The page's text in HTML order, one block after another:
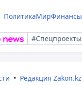
ПолитикаМирФинансы
#Спецпроекты
Редакция Zakon.kz